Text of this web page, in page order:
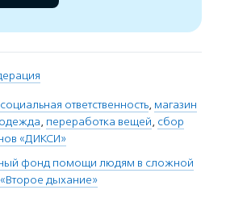
ответственность, магазин
, переработка вещей, сбор
«ДИКСИ»
фонд помощи людям в сложной
дыхание»